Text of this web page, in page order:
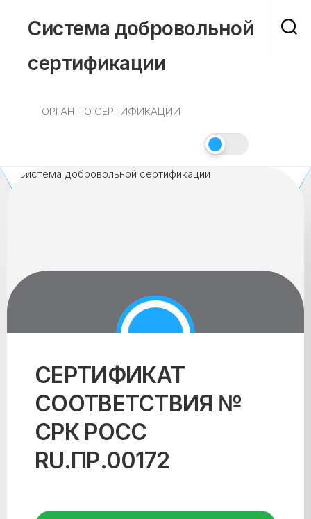
contentСистема добровольной
сертификации
ОРГАН ПО СЕРТИФИКАЦИИ
СЕРТИФИКАТ
СООТВЕТСТВИЯ №
СРК РОСС
RU.ПР.00172